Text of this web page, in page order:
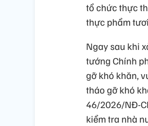
tổ chức thực
thực phẩm
Ngay sau khi
tướng Chính
gỡ khó khăn,
tháo gỡ khó
46/2026/NĐ-
kiểm tra nhà